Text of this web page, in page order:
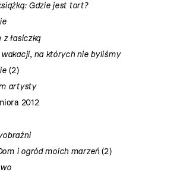
Gdzie jest tort?
z łasiczką
na których nie byliśmy
(2)
artysty
2012
i ogród moich marzeń(2)